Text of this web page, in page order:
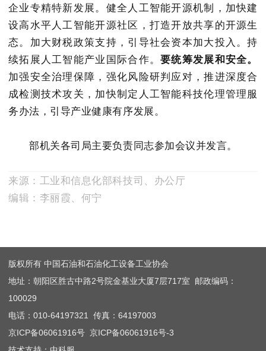
企业专精特新发展。健全人工智能开源机制，加快建
设高水平人工智能开源社区，打造开放共享的开源生
态。加大财税政策支持，引导社会资本加大投入。持
续拓展人工智能产业国际合作。要统筹发展和安全。
加强安全治理保障，强化风险研判应对，推进深度合
成检测技术攻关，加快制定人工智能科技伦理管理服
务办法，引导产业健康有序发展。
部机关各司局主要负责同志参加会议并发言。
来源：工业和信息化部科技司、办公厅
编辑：李丽霞、何宁
版权所有 中国石油和石油化工设备工业协会
地址：朝阳区胜古中路2号院金基业大厦7层717室 邮政编码：
100029
电话：010-64197321 传真：64197003
京ICP备06061916号 京ICP备06061916号-3